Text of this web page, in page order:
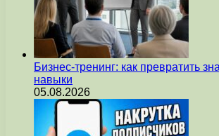
Бизнес-тренинг: как превратить
навыки
05.08.2026